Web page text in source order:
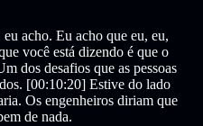
eu acho. Eu acho que eu, eu,
você está dizendo é que o
dos desafios que as pessoas
[00:10:20] Estive do lado
Os engenheiros diriam que
de nada.